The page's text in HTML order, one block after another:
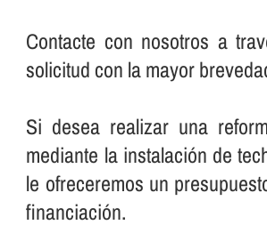
Contacte con nosotros a
solicitud con la mayor
Si desea realizar una
mediante la instalación de
le ofreceremos un
financiación.